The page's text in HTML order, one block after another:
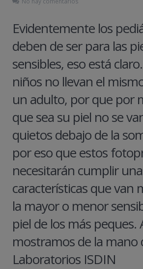
Evidentemente los
deben de ser para las
sensibles, eso está
niños no llevan el
un adulto, por que por
que sea su piel no se
quietos debajo de la
por eso que estos
necesitarán cumplir
características que van
la mayor o menor
piel de los más peques.
mostramos de la mano
Laboratorios ISDIN